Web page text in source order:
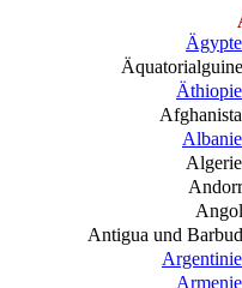
Antigua und